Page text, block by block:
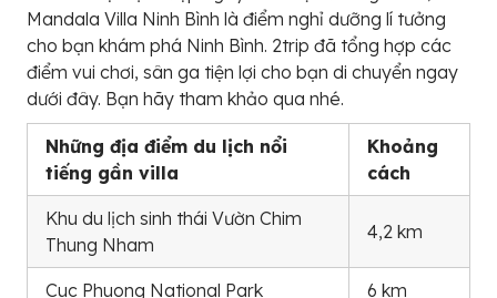
Mandala Villa Ninh Bình là điểm nghỉ dưỡng lí tưởng
cho bạn khám phá Ninh Bình. 2trip đã tổng hợp các
điểm vui chơi, sân ga tiện lợi cho bạn di chuyển ngay
dưới đây. Bạn hãy tham khảo qua nhé.
Những địa điểm du lịch nổi
tiếng gần villa
Khoảng
cách
Khu du lịch sinh thái Vườn Chim
Thung Nham
4,2 km
Cuc Phuong National Park 6 km